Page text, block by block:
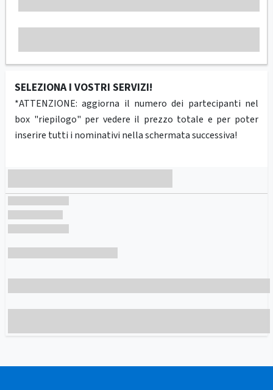
SELEZIONA I VOSTRI SERVIZI!
*ATTENZIONE: aggiorna il numero dei partecipanti nel
box "riepilogo" per vedere il prezzo totale e per poter
inserire tutti i nominativi nella schermata successiva!